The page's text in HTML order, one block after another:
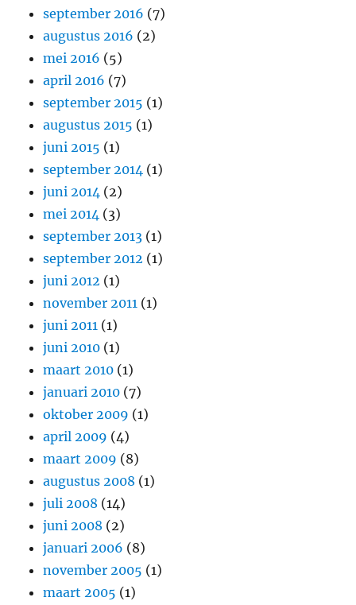
september 2016 (7)
augustus 2016 (2)
mei 2016 (5)
april 2016 (7)
september 2015 (1)
augustus 2015 (1)
juni 2015 (1)
september 2014 (1)
juni 2014 (2)
mei 2014 (3)
september 2013 (1)
september 2012 (1)
juni 2012 (1)
november 2011 (1)
juni 2011 (1)
juni 2010 (1)
maart 2010 (1)
januari 2010 (7)
oktober 2009 (1)
april 2009 (4)
maart 2009 (8)
augustus 2008 (1)
juli 2008 (14)
juni 2008 (2)
januari 2006 (8)
november 2005 (1)
maart 2005 (1)